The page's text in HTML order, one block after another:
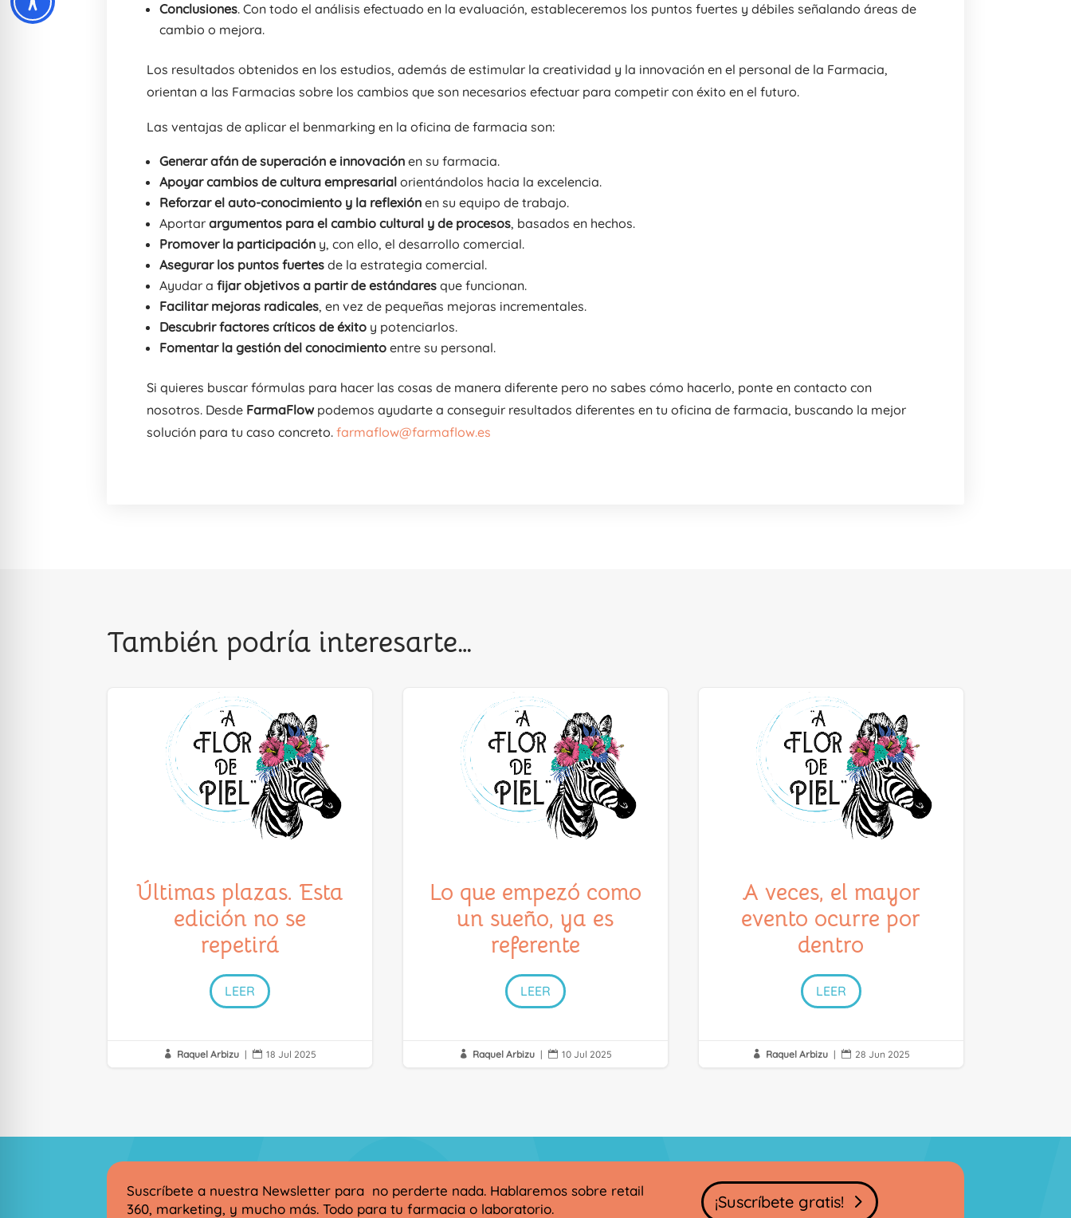
Conclusiones. Con todo el análisis efectuado en la evaluación, estableceremos los puntos fuertes y débiles señalando áreas de
cambio o mejora.
Los resultados obtenidos en los estudios, además de estimular la creatividad y la innovación en el personal de la Farmacia,
orientan a las Farmacias sobre los cambios que son necesarios efectuar para competir con éxito en el futuro.
Las ventajas de aplicar el benmarking en la oficina de farmacia son:
Generar afán de superación e innovación en su farmacia.
Apoyar cambios de cultura empresarial orientándolos hacia la excelencia.
Reforzar el auto-conocimiento y la reflexión en su equipo de trabajo.
Aportarargumentos para el cambio cultural y de procesos, basados en hechos.
Promover la participación y, con ello, el desarrollo comercial.
Asegurar los puntos fuertes de la estrategia comercial.
Ayudar afijar objetivos a partir de estándaresque funcionan.
Facilitar mejoras radicales, en vez de pequeñas mejoras incrementales.
Descubrir factores críticos de éxito y potenciarlos.
Fomentar la gestión del conocimiento entre su personal.
Si quieres buscar fórmulas para hacer las cosas de manera diferente pero no sabes cómo hacerlo, ponte en contacto con
nosotros. Desde FarmaFlow podemos ayudarte a conseguir resultados diferentes en tu oficina de farmacia, buscando la mejor
solución para tu caso concreto. farmaflow@farmaflow.es
También podría interesarte…
Últimas plazas. Esta
edición no se
repetirá
LEER
 Raquel Arbizu |  18 Jul 2025
Lo que empezó como
un sueño, ya es
referente
LEER
 Raquel Arbizu |  10 Jul 2025
A veces, el mayor
evento ocurre por
dentro
LEER
 Raquel Arbizu |  28 Jun 2025
Suscríbete a nuestra Newsletter para no perderte nada. Hablaremos sobre retail
360, marketing, y mucho más. Todo para tu farmacia o laboratorio.
¡Suscríbete gratis!